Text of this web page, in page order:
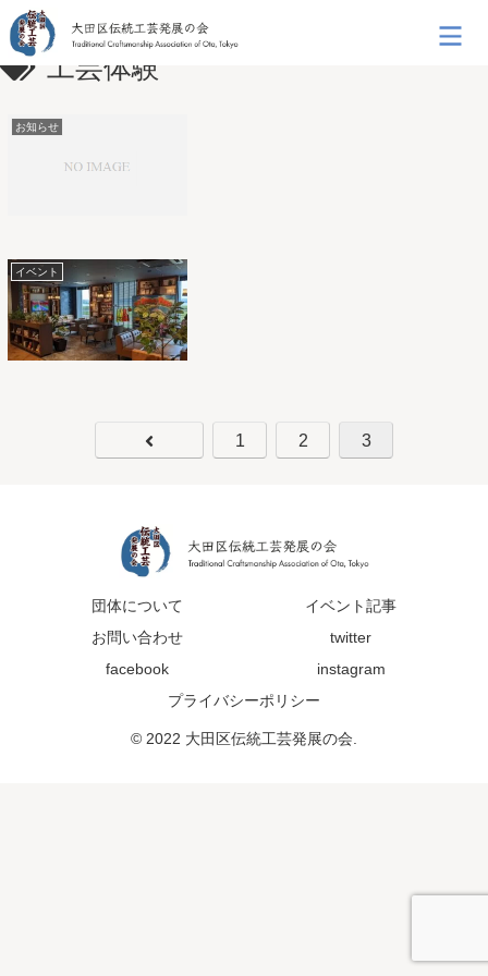
工芸体験
お知らせ
イベント
1 2 3
団体について
イベント記事
お問い合わせ
twitter
facebook
instagram
プライバシーポリシー
© 2022 大田区伝統工芸発展の会.